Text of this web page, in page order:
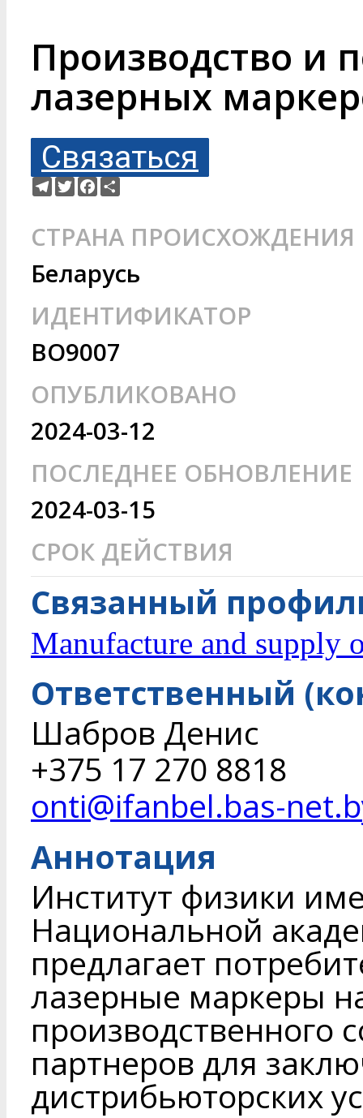
Производство и
лазерных
Связаться
Telegram
TwitterFacebook
СТРАНА ПРОИСХОЖДЕНИЯ
Беларусь
ИДЕНТИФИКАТОР
BO9007
ОПУБЛИКОВАНО
2024-03-12
ПОСЛЕДНЕЕ ОБНОВЛЕНИЕ
2024-03-15
СРОК ДЕЙСТВИЯ
Связанный
Manufacture and supply
Ответственный
Шабров Денис
+375 17 270 8818
onti@ifanbel.bas-
Аннотация
Институт физики
Национальной
предлагает
лазерные маркеры
производственного
партнеров для
дистрибьюторских